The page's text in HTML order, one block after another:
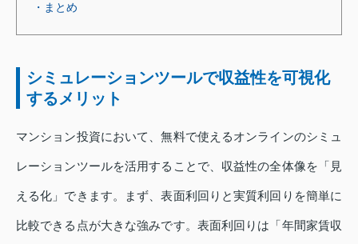
・まとめ
シミュレーションツールで収益性を可視化
するメリット
マンション投資において、無料で使えるオンラインのシミュ
レーションツールを活用することで、収益性の全体像を「見
える化」できます。まず、表面利回りと実質利回りを簡単に
比較できる点が大きな強みです。表面利回りは「年間家賃収